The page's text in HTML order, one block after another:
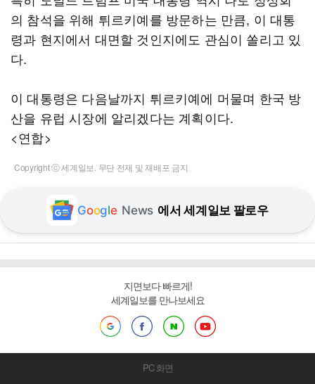
의 참석을 위해 튀르키예를 방문하는 만큼, 이 대통
령과 현지에서 대면할 것인지에도 관심이 쏠리고 있
다.
이 대통령은 다음날까지 튀르키예에 머물며 한국 방
산을 유럽 시장에 알리겠다는 계획이다.
<연합>
Copyright ⓒ 세계일보. 무단 전재 및 재배포 금지
Google News 에서 세계일보 팔로우
지면보다 빠르게!
세계일보를 만나보세요
PC 화면